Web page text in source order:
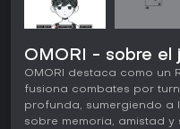
OMORI - sobre el
OMORI destaca como un
fusiona combates por
profunda, sumergiendo a
sobre memoria, amistad